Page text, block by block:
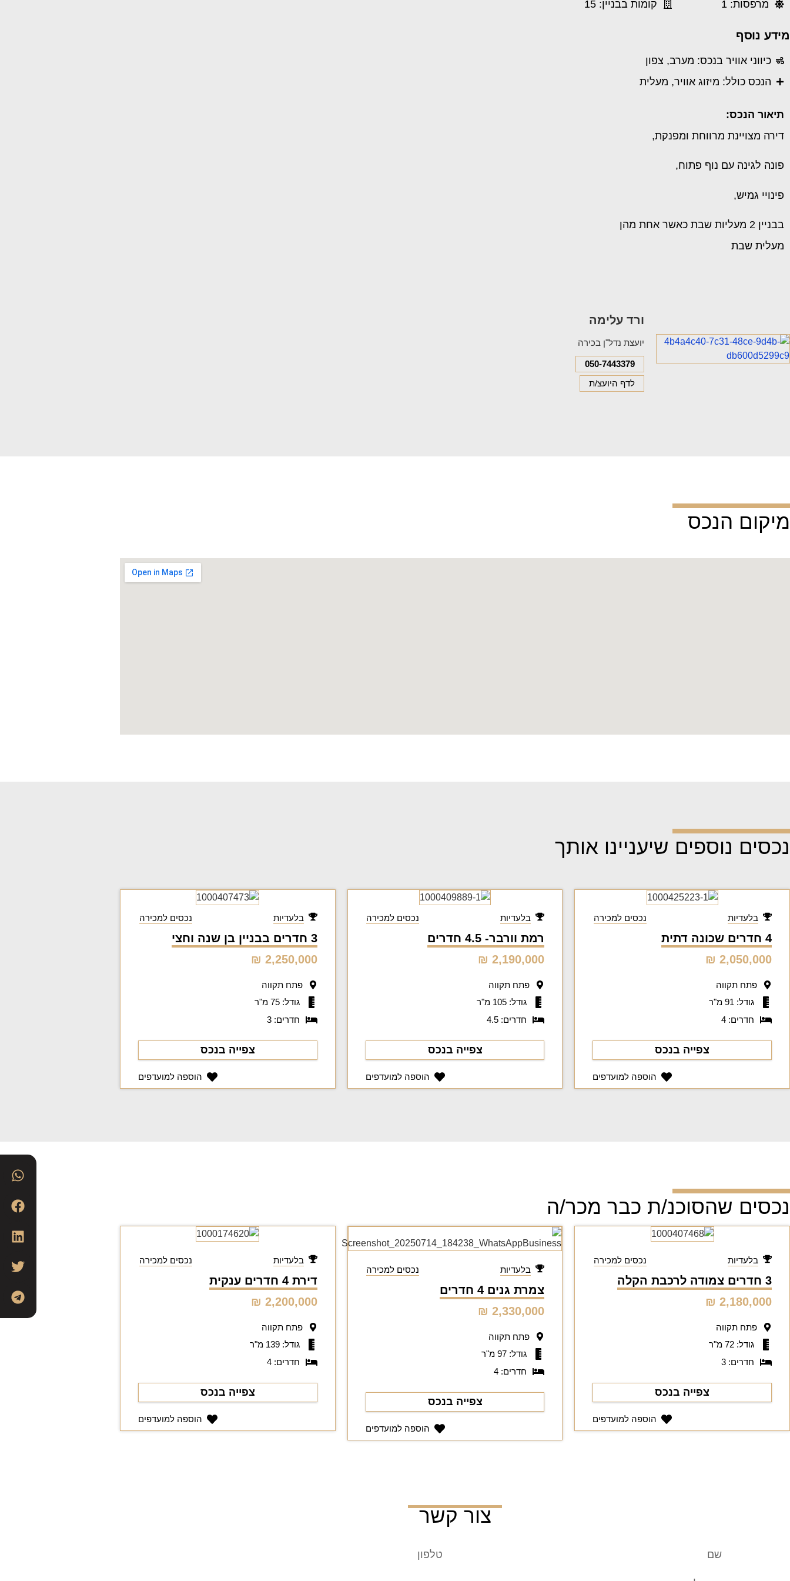
מרפסות: 1
קומות בבניין: 15
מידע נוסף
כיווני אוויר בנכס: מערב, צפון
הנכס כולל: מיזוג אוויר, מעלית
תיאור הנכס:
דירה מצויינת מרווחת ומפנקת,
פונה לגינה עם נוף פתוח,
פינויי גמיש,
בבניין 2 מעליות שבת כאשר אחת מהן
מעלית שבת
ורד עלימה
יועצת נדל"ן בכירה
050-7443379
לדף היועצ/ת
מיקום הנכס
נכסים נוספים שיעניינו אותך
בלעדיות נכסים למכירה
4 חדרים שכונה דתית
2,050,000 ₪
פתח תקווה
גודל: 91 מ"ר
חדרים: 4
צפייה בנכס
הוספה למועדפים
בלעדיות נכסים למכירה
רמת וורבר- 4.5 חדרים
2,190,000 ₪
פתח תקווה
גודל: 105 מ"ר
חדרים: 4.5
צפייה בנכס
הוספה למועדפים
בלעדיות נכסים למכירה
3 חדרים בבניין בן שנה וחצי
2,250,000 ₪
פתח תקווה
גודל: 75 מ"ר
חדרים: 3
צפייה בנכס
הוספה למועדפים
נכסים שהסוכנ/ת כבר מכר/ה
בלעדיות נכסים למכירה
3 חדרים צמודה לרכבת הקלה
2,180,000 ₪
פתח תקווה
גודל: 72 מ"ר
חדרים: 3
צפייה בנכס
הוספה למועדפים
בלעדיות נכסים למכירה
צמרת גנים 4 חדרים
2,330,000 ₪
פתח תקווה
גודל: 97 מ"ר
חדרים: 4
צפייה בנכס
הוספה למועדפים
בלעדיות נכסים למכירה
דירת 4 חדרים ענקית
2,200,000 ₪
פתח תקווה
גודל: 139 מ"ר
חדרים: 4
צפייה בנכס
הוספה למועדפים
צור קשר